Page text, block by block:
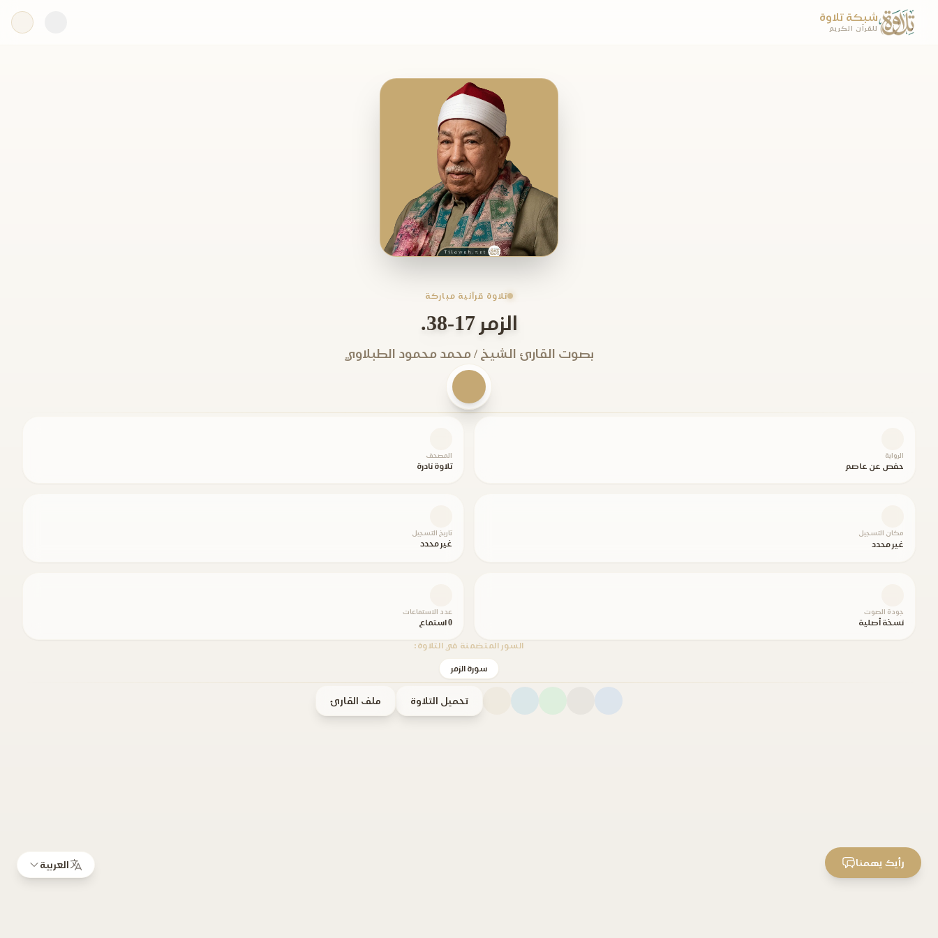
شبكة تلاوة
للقرآن الكريم
تلاوة قرآنية مباركة
الزمر 17-38.
بصوت القارئ الشيخ / محمد محمود الطبلاوي
الرواية
حفص عن عاصم
المصحف
تلاوة نادرة
مكان التسجيل
غير محدد
تاريخ التسجيل
غير محدد
جودة الصوت
نسخة أصلية
عدد الاستماعات
0 استماع
السور المتضمنة في التلاوة:
سورة الزمر
تحميل التلاوة ملف القارئ
العربية رأيك يهمنا